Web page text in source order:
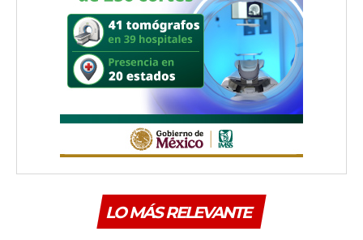
LO MÁS RELEVANTE